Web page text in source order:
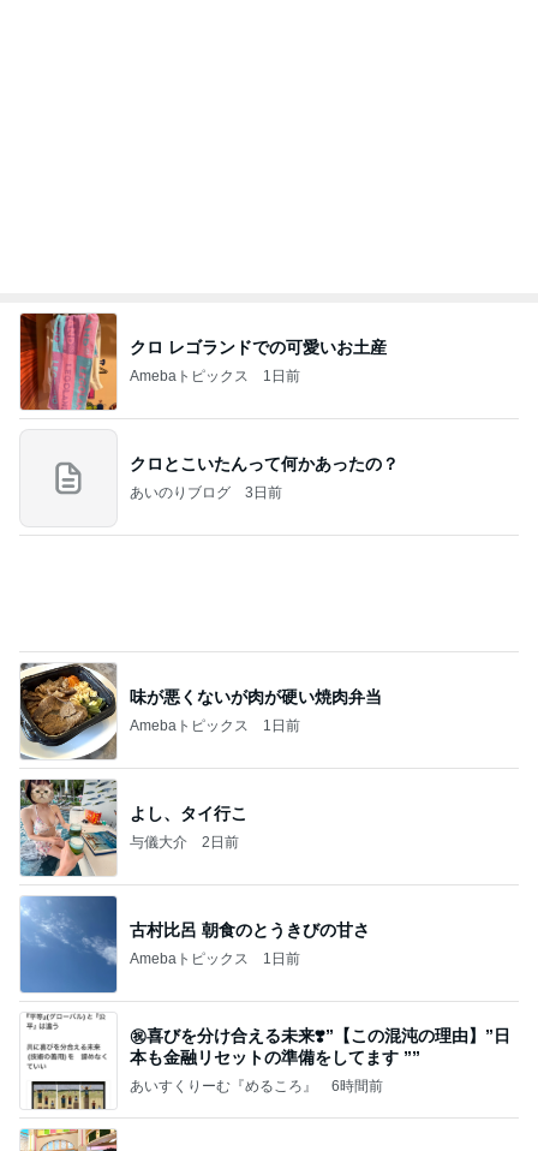
クロ レゴランドでの可愛いお土産
Amebaトピックス 1日前
クロとこいたんって何かあったの？
あいのりブログ 3日前
味が悪くないが肉が硬い焼肉弁当
Amebaトピックス 1日前
よし、タイ行こ
与儀大介 2日前
古村比呂 朝食のとうきびの甘さ
Amebaトピックス 1日前
㊗️喜びを分け合える未来❣️”【この混沌の理由】”⽇
本も⾦融リセットの準備をしてます ””
あいすくりーむ『めるころ』 6時間前